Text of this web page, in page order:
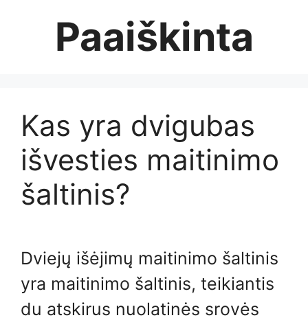
Paaiškinta
Kas yra dvigubas
išvesties maitinimo
šaltinis?
Dviejų išėjimų maitinimo šaltinis
yra maitinimo šaltinis, teikiantis
du atskirus nuolatinės srovės